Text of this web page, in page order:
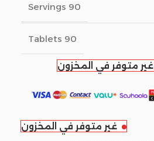
90 Servings
90 Tablets
غير متوفر في المخزون
غير متوفر في المخزون